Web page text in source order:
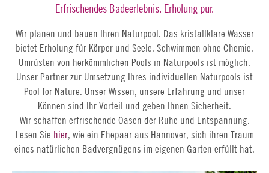
Erfrischendes Badeerlebnis. Erholung pur.
Wir planen und bauen Ihren Naturpool. Das kristallklare Wasser
bietet Erholung für Körper und Seele. Schwimmen ohne Chemie.
Umrüsten von herkömmlichen Pools in Naturpools ist möglich.
Unser Partner zur Umsetzung Ihres individuellen Naturpools ist
Pool for Nature. Unser Wissen, unsere Erfahrung und unser
Können sind Ihr Vorteil und geben Ihnen Sicherheit.
Wir schaffen erfrischende Oasen der Ruhe und Entspannung.
Lesen Sie hier, wie ein Ehepaar aus Hannover, sich ihren Traum
eines natürlichen Badvergnügens im eigenen Garten erfüllt hat.